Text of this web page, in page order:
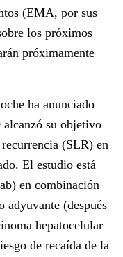
(EMA, por sus
los próximos
próximamente
ha anunciado
alcanzó su objetivo
(SLR) en
El estudio está
en combinación
adyuvante (después
hepatocelular
de recaída de la